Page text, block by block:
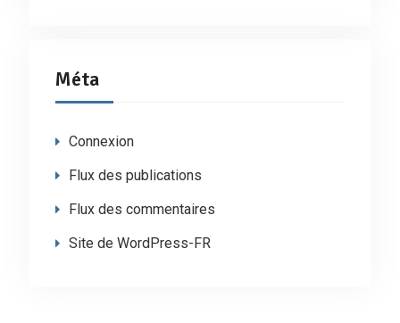
Méta
Connexion
Flux des publications
Flux des commentaires
Site de WordPress-FR